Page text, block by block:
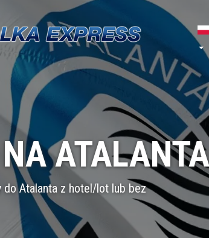
ATALANTA
do Atalanta z hotel/lot lub bez